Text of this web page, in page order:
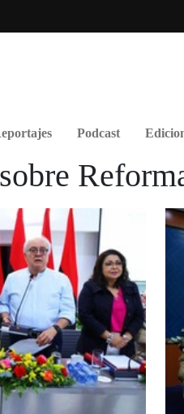
Podcast